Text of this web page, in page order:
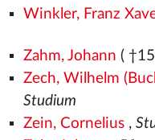
Winkler, Franz
Zahm, Johann (
Zech, Wilhelm
Studium
Zein, Cornelius,